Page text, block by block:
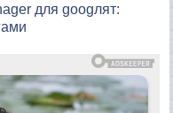
для googлят: